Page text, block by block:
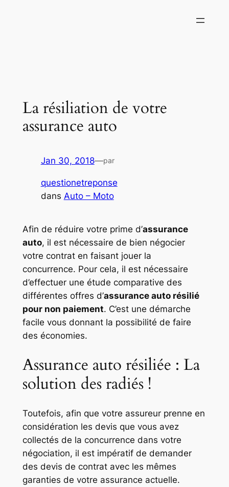
La résiliation de votre
assurance auto
Jan 30, 2018—par
questionetreponse
dans Auto – Moto
Afin de réduire votre prime d’assurance
auto, il est nécessaire de bien négocier
votre contrat en faisant jouer la
concurrence. Pour cela, il est nécessaire
d’effectuer une étude comparative des
différentes offres d’assurance auto résilié
pour non paiement. C’est une démarche
facile vous donnant la possibilité de faire
des économies.
Assurance auto résiliée : La
solution des radiés !
Toutefois, afin que votre assureur prenne en
considération les devis que vous avez
collectés de la concurrence dans votre
négociation, il est impératif de demander
des devis de contrat avec les mêmes
garanties de votre assurance actuelle.